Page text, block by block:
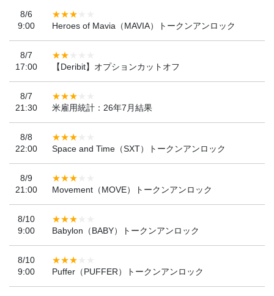
8/6
9:00
Heroes of Mavia（MAVIA）トークンアンロック
8/7
17:00
【Deribit】オプションカットオフ
8/7
21:30
米雇用統計：26年7月結果
8/8
22:00
Space and Time（SXT）トークンアンロック
8/9
21:00
Movement（MOVE）トークンアンロック
8/10
9:00
Babylon（BABY）トークンアンロック
8/10
9:00
Puffer（PUFFER）トークンアンロック